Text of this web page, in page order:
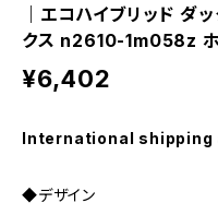
｜エコハイブリッド ダ
クス n2610-1m058z ホ
¥6,402
International shipping
◆デザイン